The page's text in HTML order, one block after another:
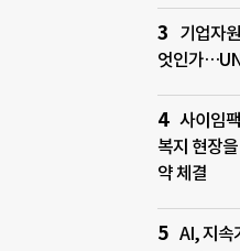
기업자
엇인가
사이임
복지 현장
약 체결
AI, 지속